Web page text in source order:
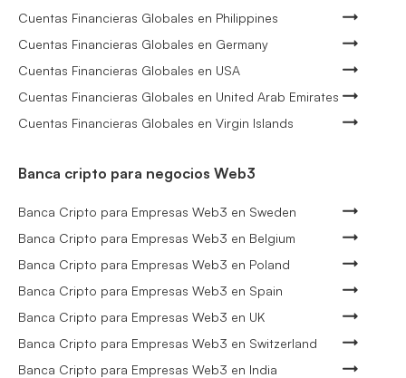
Cuentas Financieras Globales en Philippines
Cuentas Financieras Globales en Germany
Cuentas Financieras Globales en USA
Cuentas Financieras Globales en United Arab Emirates
Cuentas Financieras Globales en Virgin Islands
Banca cripto para negocios Web3
Banca Cripto para Empresas Web3 en Sweden
Banca Cripto para Empresas Web3 en Belgium
Banca Cripto para Empresas Web3 en Poland
Banca Cripto para Empresas Web3 en Spain
Banca Cripto para Empresas Web3 en UK
Banca Cripto para Empresas Web3 en Switzerland
Banca Cripto para Empresas Web3 en India